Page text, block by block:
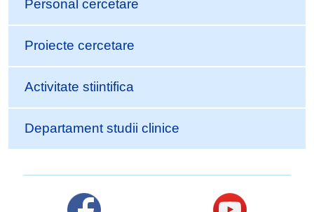
Personal cercetare
Proiecte cercetare
Activitate stiintifica
Departament studii clinice